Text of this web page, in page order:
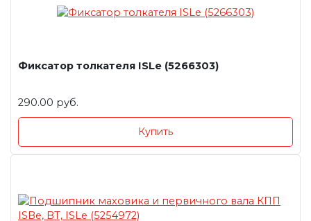
Фиксатор толкателя ISLe (5266303)
290.00 руб.
Купить